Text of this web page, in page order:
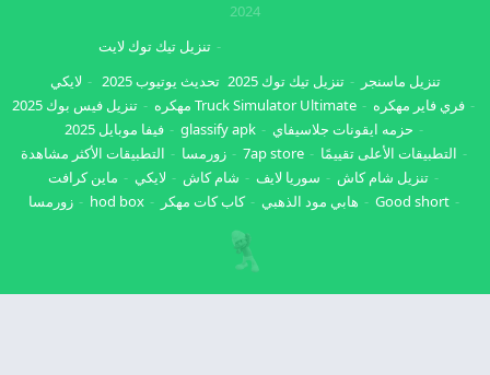
2024
تنزيل ماسنجر تنزيل تيك توك 2025
تنزيل تيك توك لايت
تحديث يوتيوب 2025
لايكي
فري فاير مهكره
Truck Simulator Ultimate مهكره
تنزيل فيس بوك 2025
حزمه ايقونات جلاسيفاي
glassify apk
فيفا موبايل 2025
التطبيقات الأعلى تقييمًا
7ap store زورمسا
التطبيقات الأكثر مشاهدة
تنزيل شام كاش
سوريا لايف شام كاش لايكي
ماين كرافت
Good short
هابي مود الذهبي كاب كات مهكر hod box زورمسا